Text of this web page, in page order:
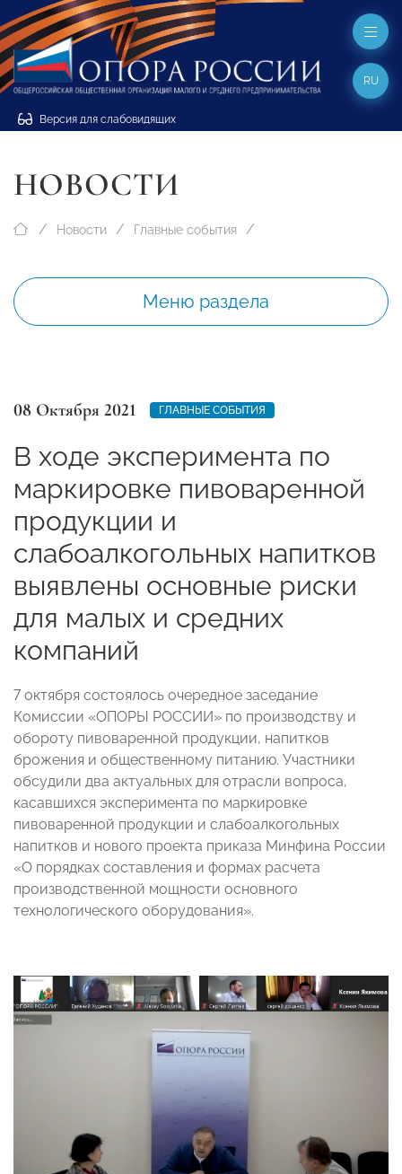
Версия для слабовидящих
RU
НОВОСТИ
Новости Главные события
Меню раздела
08 Октября 2021 ГЛАВНЫЕ СОБЫТИЯ
В ходе эксперимента по
маркировке пивоваренной
продукции и
слабоалкогольных напитков
выявлены основные риски
для малых и средних
компаний
7 октября состоялось очередное заседание
Комиссии «ОПОРЫ РОССИИ» по производству и
обороту пивоваренной продукции, напитков
брожения и общественному питанию. Участники
обсудили два актуальных для отрасли вопроса,
касавшихся эксперимента по маркировке
пивоваренной продукции и слабоалкогольных
напитков и нового проекта приказа Минфина России
«О порядках составления и формах расчета
производственной мощности основного
технологического оборудования».